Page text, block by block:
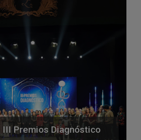
III Premios Diagnóstico